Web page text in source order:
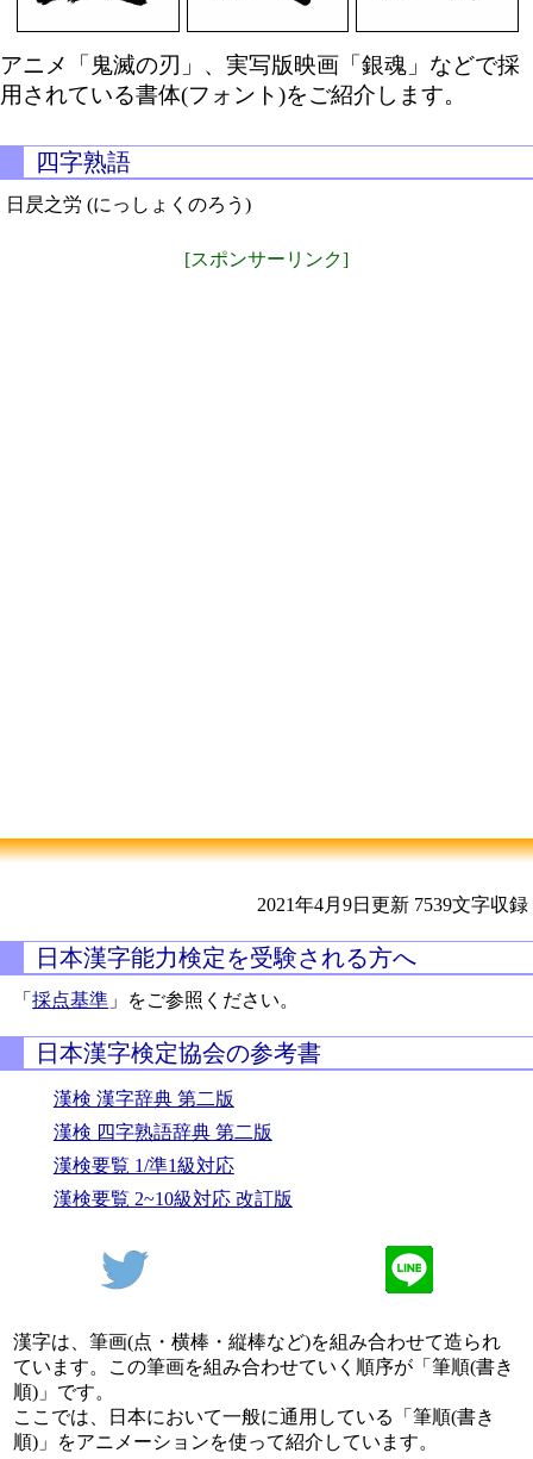
アニメ「鬼滅の刃」、実写版映画「銀魂」などで採
用されている書体(フォント)をご紹介します。
四字熟語
日昃之労 (にっしょくのろう)
[スポンサーリンク]
2021年4月9日更新 7539文字収録
日本漢字能力検定を受験される方へ
「採点基準 」をご参照ください。
日本漢字検定協会の参考書
漢検 漢字辞典 第二版
漢検 四字熟語辞典 第二版
漢検要覧 1/準1級対応
漢検要覧 2~10級対応 改訂版
漢字は、筆画(点・横棒・縦棒など)を組み合わせて造られ
ています。この筆画を組み合わせていく順序が「筆順(書き
順)」です。
ここでは、日本において一般に通用している「筆順(書き
順)」をアニメーションを使って紹介しています。